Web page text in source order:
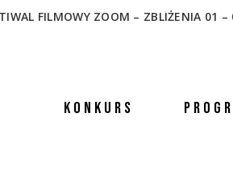
FILMOWY ZOOM – ZBLIŻENIA
KONKURS